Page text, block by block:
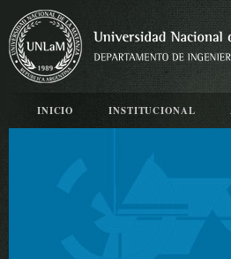
INICIO INSTITUCIONAL